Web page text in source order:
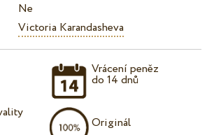
Ne
Victoria Karandasheva
Vrácení peněz
do 14 dnů
Originál